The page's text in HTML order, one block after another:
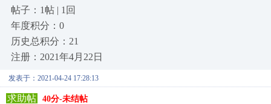
帖子：1帖 | 1回
年度积分：0
历史总积分：21
注册：2021年4月22日
发表于：2021-04-24 17:28:13
求助帖 40分-未结帖